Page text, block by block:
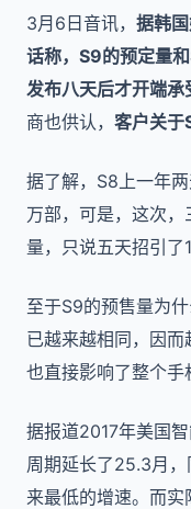
3月6日音讯， 据韩
话称，S9的预定量
发布八天后才开端承
商也供认， 客户关于
据了解，S8上一年
万部，可是，这次
量，只说五天招引了
至于S9的预售量为
已越来越相同，因而
也直接影响了整个手
据报道2017年美国
周期延长了25.3月，
来最低的增速。而